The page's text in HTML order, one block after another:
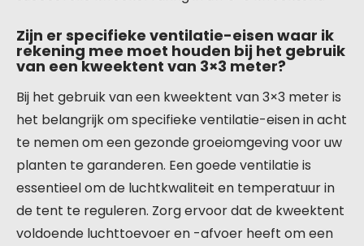
Zijn er specifieke ventilatie-eisen waar ik
rekening mee moet houden bij het gebruik
van een kweektent van 3×3 meter?
Bij het gebruik van een kweektent van 3×3 meter is
het belangrijk om specifieke ventilatie-eisen in acht
te nemen om een gezonde groeiomgeving voor uw
planten te garanderen. Een goede ventilatie is
essentieel om de luchtkwaliteit en temperatuur in
de tent te reguleren. Zorg ervoor dat de kweektent
voldoende luchttoevoer en -afvoer heeft om een